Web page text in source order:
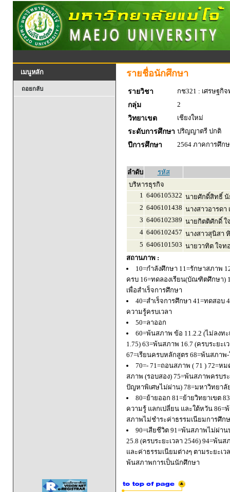
เมนูหลัก
ถอยกลับ
รายชื่อนักศึกษา
รายวิชา
กช321 : เศรษฐกิ
กลุ่ม
2
วิทยาเขต
เชียงใหม่
ระดับการศึกษา ปริญญาตรี ปกติ
ปีการศึกษา
2564 ภาคการศึก
ลำดับ
รหัส
บริหารธุรกิจ
1 6406105322 นายศักดิ์สิทธิ์
2 6406101438 นางสาวอารดา
3 6406102389 นายกิตติศักดิ์ ใ
4 6406102457 นางสาวสุนิสา
5 6406101503 นายวาทิต ใจท
สถานภาพ :
10=กำลังศึกษา 11=รักษาสภาพ
ครบ 16=ทดลองเรียน(บัณฑิตศึกษา)
เพื่อสำเร็จการศึกษา
40=สำเร็จการศึกษา 41=ทดสอบ
ความรู้ครบเวลา
50=ลาออก
60=พ้นสภาพ ข้อ 11.2.2 (ไม่ลงท
1.75) 63=พ้นสภาพ 16.7 (ครบระยะ
67=เรียนครบหลักสูตร 68=พ้นสภา
70=- 71=ถอนสภาพ ( 71 ) 72=
สภาพ (รอบสอง) 75=พ้นสภาพครบ
ปัญหาพิเศษไม่ผ่าน) 78=มหาวิทยา
80=ย้ายออก 81=ย้ายวิทยาเขต
ความรู้ แลกเปลี่ยน และใต้หวัน
สภาพไม่ชำระค่าธรรมเนียมการศึก
90=เสียชีวิต 91=พ้นสภาพไม่ผ่า
25.8 (ครบระยะเวลา 2546) 94=พ้
และค่าธรรมเนียมต่างๆ ตามระยะเ
พ้นสภาพการเป็นนักศึกษา